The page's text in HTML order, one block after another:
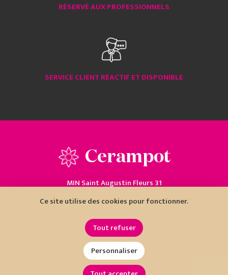
RÉSERVÉ AUX PROFESSIONNELS
SERVICE CLIENT RÉACTIF ET DISPONIBLE
Cerampot
MIN Saint Augustin Fleurs 31
04 93 18 80 10
Ce site utilise des cookies pour fonctionner.
Tout refuser
Personnaliser